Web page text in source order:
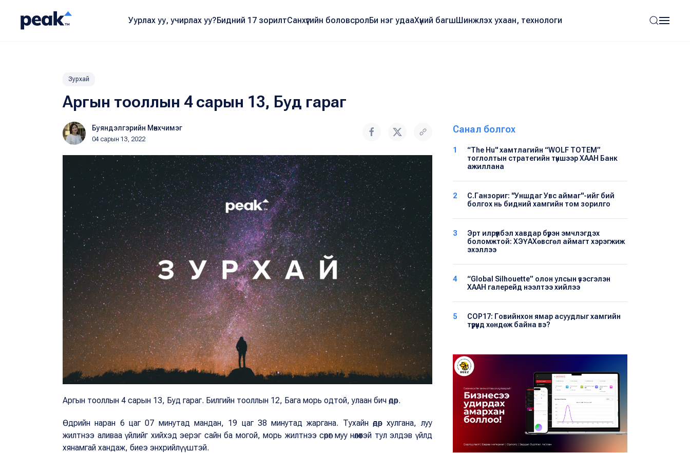
Уурлах уу, учирлах уу?Бидний 17 зорилтСанхүүгийн боловсролБи нэг удааХүний багшШинжлэх ухаан, технологи
Зурхай
Аргын тооллын 4 сарын 13, Буд гараг
Буяндэлгэрийн Мөнхчимэг
04 сарын 13, 2022
Аргын тооллын 4 сарын 13, Буд гараг. Билгийн тооллын 12, Бага морь одтой, улаан бич өдөр.
Өдрийн наран 6 цаг 07 минутад мандан, 19 цаг 38 минутад жаргана. Тухайн өдөр хулгана, луу
жилтнээ аливаа үйлийг хийхэд эерэг сайн ба могой, морь жилтнээ сөрөг муу нөлөөтэй тул элдэв үйлд
хянамгай хандаж, биеэ энхрийлүүштэй.
Санал болгох
1
“The Hu" хамтлагийн “WOLF TOTEM”
тоглолтын стратегийн түншээр ХААН Банк
ажиллана
2
С.Ганзориг: "Уншдаг Увс аймаг"-ийг бий
болгох нь бидний хамгийн том зорилго
3
Эрт илрүүлбэл хавдар бүрэн эмчлэгдэх
боломжтой: ХЭҮА​Хөвсгөл аймагт хэрэгжиж
эхэллээ
4
“Global Silhouette” олон улсын үзэсгэлэн
ХААН галерейд нээлтээ хийлээ
5
COP17: Говийнхон ямар асуудлыг хамгийн
түрүүнд хөндөж байна вэ?